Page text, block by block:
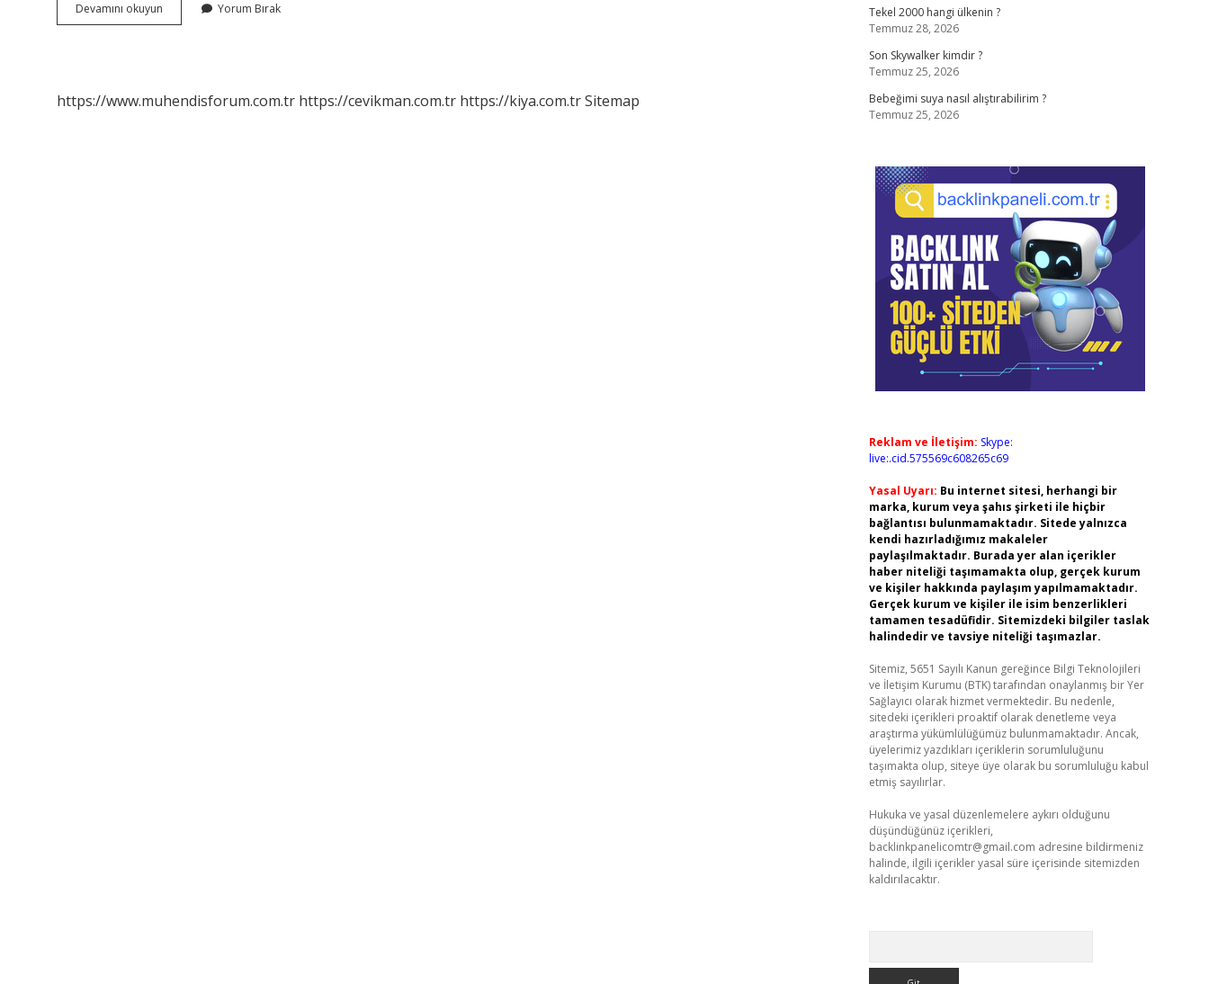
Devamını okuyun
Hangi
Yorum Bırak
https://www.muhendisforum.com.tr https://cevikman.com.tr https://kiya.com.trSitemap
Tekel 2000 hangi ülkenin ?
Temmuz 28, 2026
Son Skywalker kimdir ?
Temmuz 25, 2026
Bebeğimi suya nasıl alıştırabilirim ?
Temmuz 25, 2026
Reklam ve İletişim: Skype:
live:.cid.575569c608265c69
Yasal Uyarı: Bu internet sitesi, herhangi bir
marka, kurum veya şahıs şirketi ile hiçbir
bağlantısı bulunmamaktadır. Sitede yalnızca
kendi hazırladığımız makaleler
paylaşılmaktadır. Burada yer alan içerikler
haber niteliği taşımamakta olup, gerçek kurum
ve kişiler hakkında paylaşım yapılmamaktadır.
Gerçek kurum ve kişiler ile isim benzerlikleri
tamamen tesadüfidir. Sitemizdeki bilgiler taslak
halindedir ve tavsiye niteliği taşımazlar.
Sitemiz, 5651 Sayılı Kanun gereğince Bilgi Teknolojileri
ve İletişim Kurumu (BTK) tarafından onaylanmış bir Yer
Sağlayıcı olarak hizmet vermektedir. Bu nedenle,
sitedeki içerikleri proaktif olarak denetleme veya
araştırma yükümlülüğümüz bulunmamaktadır. Ancak,
üyelerimiz yazdıkları içeriklerin sorumluluğunu
taşımakta olup, siteye üye olarak bu sorumluluğu kabul
etmiş sayılırlar.
Hukuka ve yasal düzenlemelere aykırı olduğunu
düşündüğünüz içerikleri,
backlinkpanelicomtr@gmail.com adresine bildirmeniz
halinde, ilgili içerikler yasal süre içerisinde sitemizden
kaldırılacaktır.